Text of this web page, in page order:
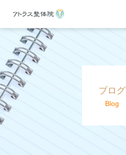
ブログ
Blog
当院紹介
施術案内